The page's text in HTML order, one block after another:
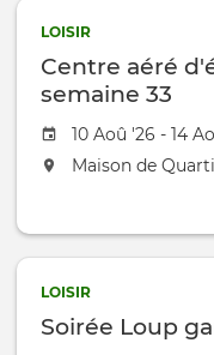
LOISIR
Centre aéré
semaine 33
Date de
10 Aoû '26 - 14
L'événement
Maison de
LOISIR
Soirée Loup